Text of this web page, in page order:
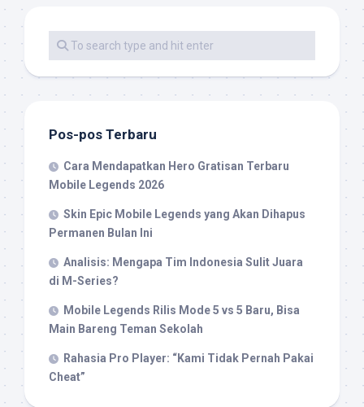
Pos-pos Terbaru
Cara Mendapatkan Hero Gratisan Terbaru
Mobile Legends 2026
Skin Epic Mobile Legends yang Akan Dihapus
Permanen Bulan Ini
Analisis: Mengapa Tim Indonesia Sulit Juara
di M-Series?
Mobile Legends Rilis Mode 5 vs 5 Baru, Bisa
Main Bareng Teman Sekolah
Rahasia Pro Player: “Kami Tidak Pernah Pakai
Cheat”